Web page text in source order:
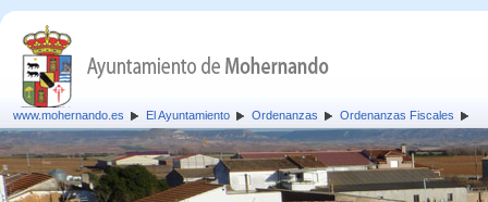
www.mohernando.es El Ayuntamiento Ordenanzas Ordenanzas Fiscales